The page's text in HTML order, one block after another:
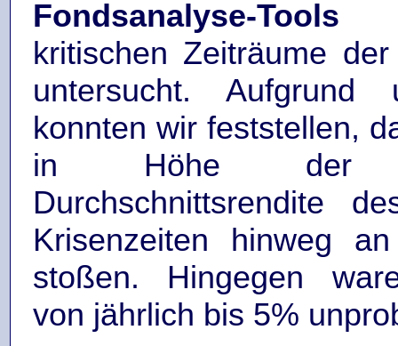
Fondsanalyse-Tools
kritischen Zeiträume
untersucht. Aufgrund
konnten wir feststellen,
in Höhe der
Durchschnittsrendite
Krisenzeiten hinweg
stoßen. Hingegen
von jährlich bis 5%